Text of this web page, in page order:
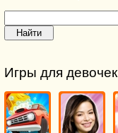
Игры для девочек